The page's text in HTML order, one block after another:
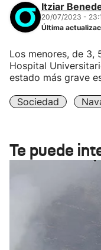
Itziar
20/07/2023 -
Última
Los menores, de 3,
Hospital
estado más grave
Sociedad
Te puede